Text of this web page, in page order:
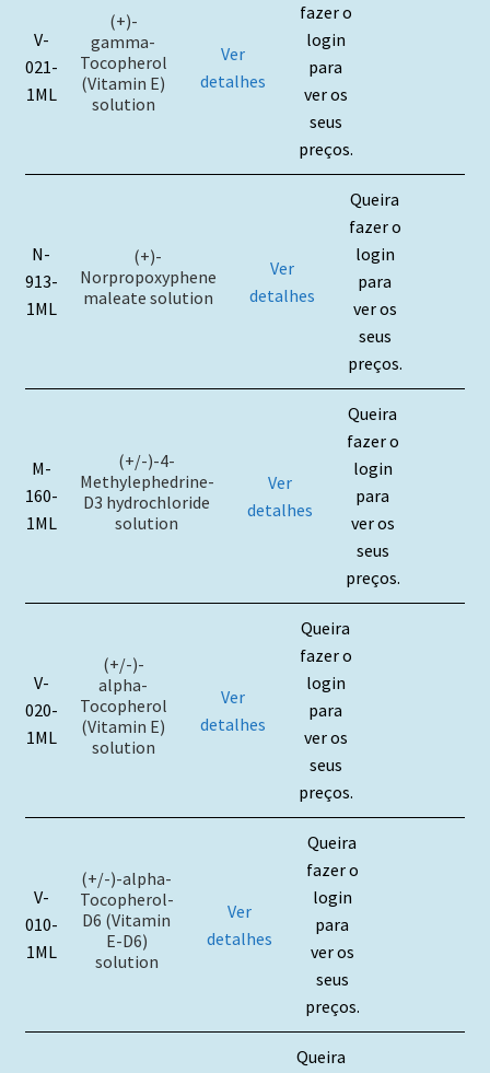
V-
021-
1ML
(+)-
gamma-
Tocopherol
(Vitamin E)
solution
Ver
detalhes
fazer o
login
para
ver os
seus
preços.
N-
913-
1ML
(+)-
Norpropoxyphene
maleate solution
Ver
detalhes
Queira
fazer o
login
para
ver os
seus
preços.
M-
160-
1ML
(+/-)-4-
Methylephedrine-
D3 hydrochloride
solution
Ver
detalhes
Queira
fazer o
login
para
ver os
seus
preços.
V-
020-
1ML
(+/-)-
alpha-
Tocopherol
(Vitamin E)
solution
Ver
detalhes
Queira
fazer o
login
para
ver os
seus
preços.
V-
010-
1ML
(+/-)-alpha-
Tocopherol-
D6 (Vitamin
E-D6)
solution
Ver
detalhes
Queira
fazer o
login
para
ver os
seus
preços.
Queira